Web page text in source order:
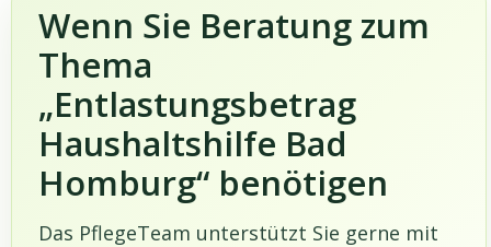
Wenn Sie Beratung zum
Thema
„Entlastungsbetrag
Haushaltshilfe Bad
Homburg“ benötigen
Das PflegeTeam unterstützt Sie gerne mit